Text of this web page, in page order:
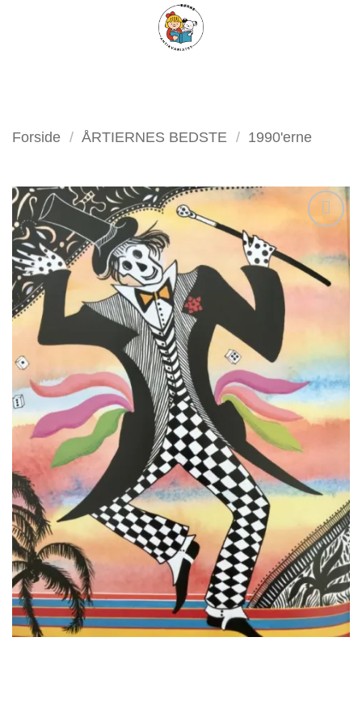
FILTER
Forside / ÅRTIERNES BEDSTE / 1990'erne
som
favorit